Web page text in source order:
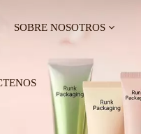
SOBRE NOSOTROS